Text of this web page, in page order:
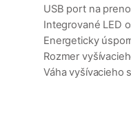
USB port na
Integrované LED
Energeticky
Rozmer
Váha vyšívacieho